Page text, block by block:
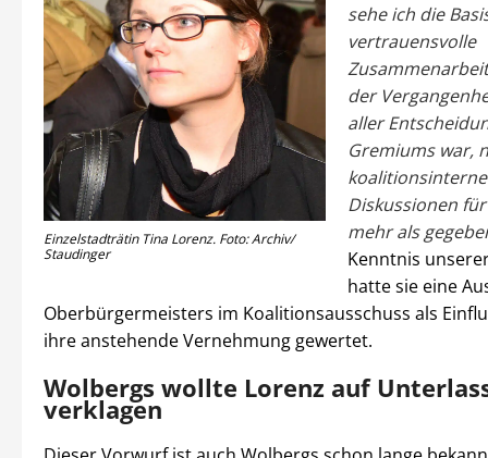
Einzelstadträtin Tina Lorenz. Foto: Archiv/
Staudinger
sehe ich die
vertrauensvolle
der
aller
Gremiums war,
Diskussionen
mehr als
Kenntnis
hatte sie eine
Oberbürgermeisters im Koalitionsausschuss als
ihre anstehende Vernehmung gewertet.
Wolbergs wollte Lorenz auf
verklagen